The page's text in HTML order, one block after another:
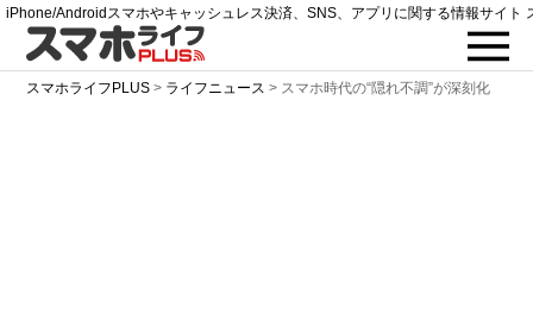
iPhone/Androidスマホやキャッシュレス決済、SNS、アプリに関する情報サイト
スマホライフPLUS > ライフニュース > スマホ時代の“隠れ不調”が深刻化